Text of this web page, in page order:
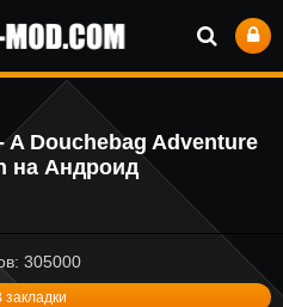
A Douchebag Adventure
на Андроид
305000
закладки